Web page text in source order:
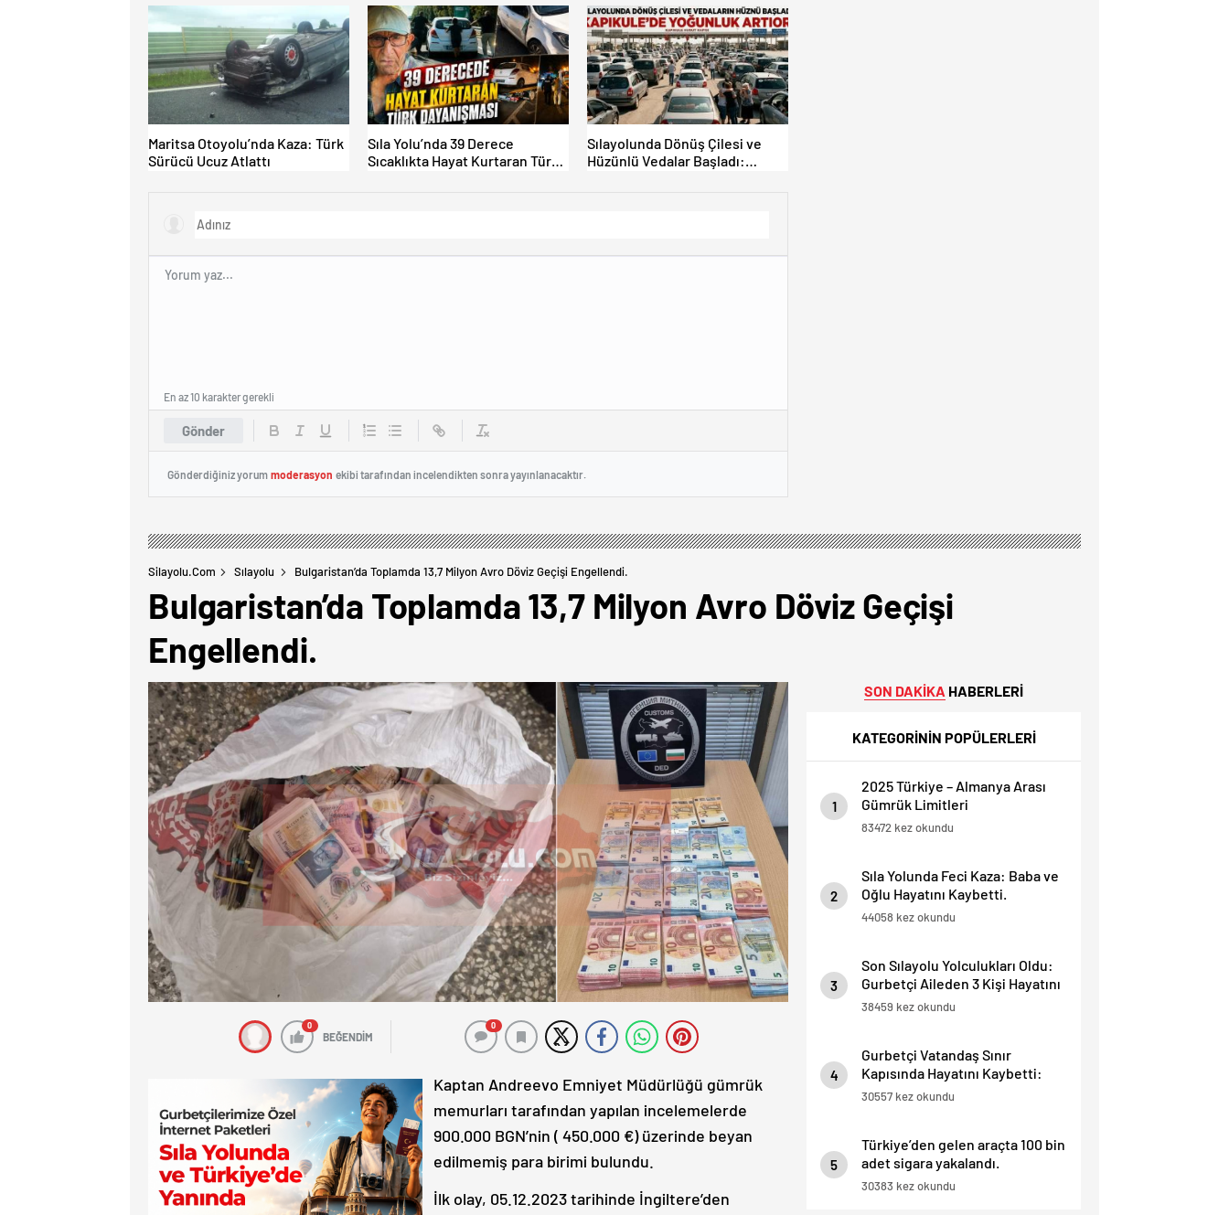
KAPILAR ZAMAN
KAZANDIRIYOR!
Maritsa Otoyolu’nda Kaza: Türk
Sürücü Ucuz Atlattı
Sıla Yolu’nda 39 Derece
Sıcaklıkta Hayat Kurtaran Türk
Sılayolunda Dönüş Çilesi ve
Hüzünlü Vedalar Başladı:
Gönder
En az 10 karakter gerekli
Gönderdiğiniz yorum moderasyon ekibi tarafından incelendikten sonra yayınlanacaktır.
Silayolu.com Sılayolu Bulgaristan’da Toplamda 13,7 Milyon Avro Döviz Geçişi Engellendi.
Bulgaristan’da Toplamda 13,7 Milyon Avro Döviz Geçişi
Engellendi.
0
BEĞENDİM
0
Kaptan Andreevo Emniyet Müdürlüğü gümrük
memurları tarafından yapılan incelemelerde
900.000 BGN’nin ( 450.000 €) üzerinde beyan
edilmemiş para birimi bulundu.
İlk olay, 05.12.2023 tarihinde İngiltere’den
SON DAKİKA HABERLERİ
KATEGORİNİN POPÜLERLERİ
1
2025 Türkiye – Almanya Arası
Gümrük Limitleri
83472 kez okundu
2
Sıla Yolunda Feci Kaza: Baba ve
Oğlu Hayatını Kaybetti.
44058 kez okundu
3
Son Sılayolu Yolculukları Oldu:
Gurbetçi Aileden 3 Kişi Hayatını
Kaybetti.
38459 kez okundu
4
Gurbetçi Vatandaş Sınır
Kapısında Hayatını Kaybetti:
“İnsan Hayatı Bu Kadar Ucuz
30557 kez okundu
5
Türkiye’den gelen araçta 100 bin
adet sigara yakalandı.
30383 kez okundu